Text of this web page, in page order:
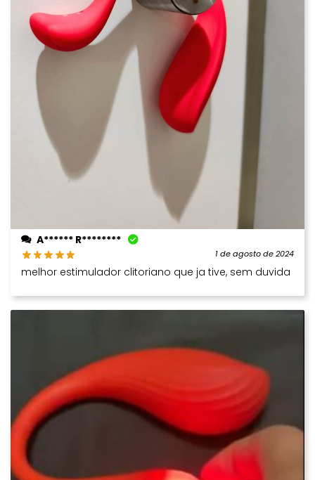
A****** R********
1 de agosto de 2024
melhor estimulador clitoriano que ja tive, sem duvida